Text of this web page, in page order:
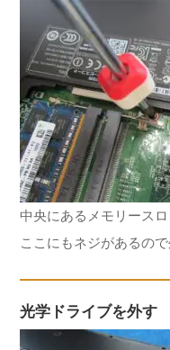
中央にあるメモリース
ここにもネジがあるので
光学ドライブを外す